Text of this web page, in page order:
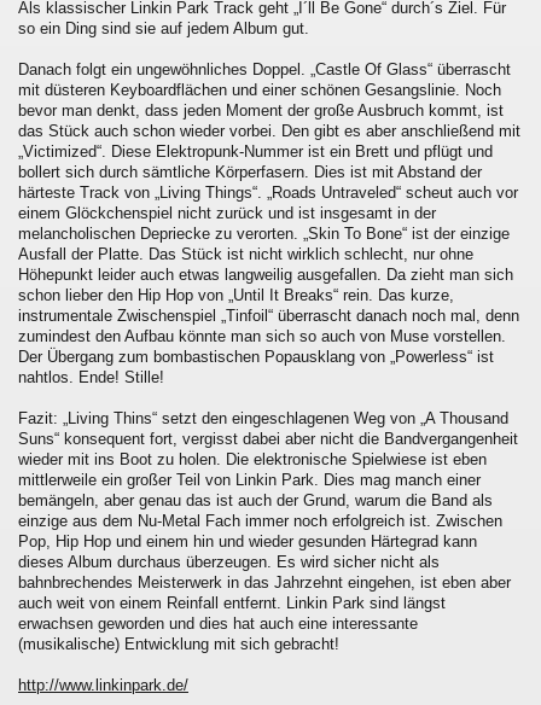
Als klassischer Linkin Park Track geht „I´ll Be Gone“ durch´s Ziel. Für
so ein Ding sind sie auf jedem Album gut.
Danach folgt ein ungewöhnliches Doppel. „Castle Of Glass“ überrascht
mit düsteren Keyboardflächen und einer schönen Gesangslinie. Noch
bevor man denkt, dass jeden Moment der große Ausbruch kommt, ist
das Stück auch schon wieder vorbei. Den gibt es aber anschließend mit
„Victimized“. Diese Elektropunk-Nummer ist ein Brett und pflügt und
bollert sich durch sämtliche Körperfasern. Dies ist mit Abstand der
härteste Track von „Living Things“. „Roads Untraveled“ scheut auch vor
einem Glöckchenspiel nicht zurück und ist insgesamt in der
melancholischen Depriecke zu verorten. „Skin To Bone“ ist der einzige
Ausfall der Platte. Das Stück ist nicht wirklich schlecht, nur ohne
Höhepunkt leider auch etwas langweilig ausgefallen. Da zieht man sich
schon lieber den Hip Hop von „Until It Breaks“ rein. Das kurze,
instrumentale Zwischenspiel „Tinfoil“ überrascht danach noch mal, denn
zumindest den Aufbau könnte man sich so auch von Muse vorstellen.
Der Übergang zum bombastischen Popausklang von „Powerless“ ist
nahtlos. Ende! Stille!
Fazit: „Living Thins“ setzt den eingeschlagenen Weg von „A Thousand
Suns“ konsequent fort, vergisst dabei aber nicht die Bandvergangenheit
wieder mit ins Boot zu holen. Die elektronische Spielwiese ist eben
mittlerweile ein großer Teil von Linkin Park. Dies mag manch einer
bemängeln, aber genau das ist auch der Grund, warum die Band als
einzige aus dem Nu-Metal Fach immer noch erfolgreich ist. Zwischen
Pop, Hip Hop und einem hin und wieder gesunden Härtegrad kann
dieses Album durchaus überzeugen. Es wird sicher nicht als
bahnbrechendes Meisterwerk in das Jahrzehnt eingehen, ist eben aber
auch weit von einem Reinfall entfernt. Linkin Park sind längst
erwachsen geworden und dies hat auch eine interessante
(musikalische) Entwicklung mit sich gebracht!
http://www.linkinpark.de/